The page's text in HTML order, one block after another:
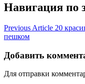
Навигация по
Previous Article 20
пешком
Добавить
Для отправки